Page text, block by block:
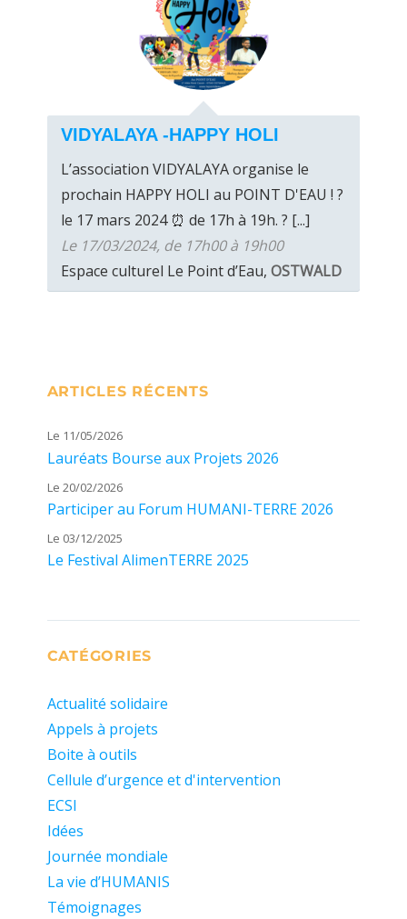
VIDYALAYA -HAPPY HOLI
L’association VIDYALAYA organise le
prochain HAPPY HOLI au POINT D'EAU ! ?️
le 17 mars 2024 ⏰️ de 17h à 19h. ? [...]
Le 17/03/2024, de 17h00 à 19h00
Espace culturel Le Point d’Eau, OSTWALD
ARTICLES RÉCENTS
Le 11/05/2026
Lauréats Bourse aux Projets 2026
Le 20/02/2026
Participer au Forum HUMANI-TERRE 2026
Le 03/12/2025
Le Festival AlimenTERRE 2025
CATÉGORIES
Actualité solidaire
Appels à projets
Boite à outils
Cellule d’urgence et d'intervention
ECSI
Idées
Journée mondiale
La vie d’HUMANIS
Témoignages